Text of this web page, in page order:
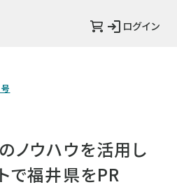
ログイン
ノウハウを活用し
で福井県をPR